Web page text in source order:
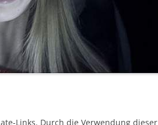
Links. Durch die Verwendung dieser